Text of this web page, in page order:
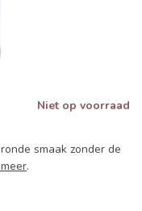
Niet op voorraad
smaak zonder de
.